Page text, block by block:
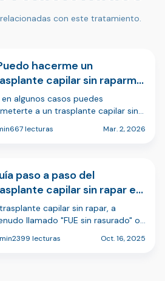
con este tratamiento.
hacerme un
capilar sin raparme
La verdad sobre la
"sin rapar"
en algunos casos puedes
a un trasplante capilar sin
procedimiento FUE sin rapar
667 lecturas Mar. 2, 2026
paso a paso del
capilar sin rapar en
capilar sin rapar, a
llamado "FUE sin rasurado" o
receptora y, en algunos casos, la
2399 lecturas Oct. 16, 2025